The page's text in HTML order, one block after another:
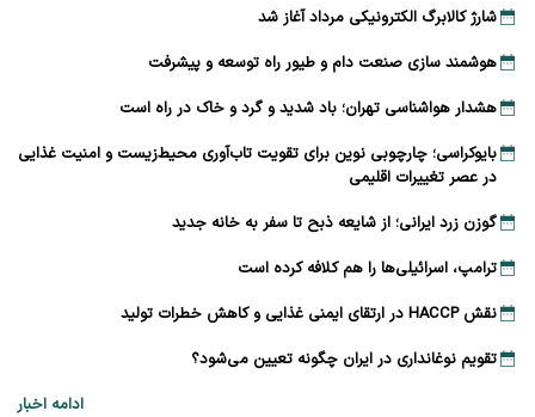
شارژ کالابرگ الکترونیکی مرداد آغاز شد
هوشمند سازی صنعت دام و طیور راه توسعه و پیشرفت
هشدار هواشناسی تهران؛ باد شدید و گرد و خاک در راه است
بایوکراسی؛ چارچوبی نوین برای تقویت تاب‌آوری محیط‌زیست و امنیت غذایی
در عصر تغییرات اقلیمی
گوزن زرد ایرانی؛ از شایعه ذبح تا سفر به خانه جدید
ترامپ، اسرائیلی‌ها را هم کلافه کرده است
نقش HACCP در ارتقای ایمنی غذایی و کاهش خطرات تولید
تقویم نوغانداری در ایران چگونه تعیین می‌شود؟
ادامه اخبار